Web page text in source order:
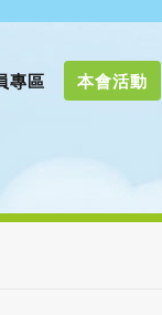
專區 本會活動